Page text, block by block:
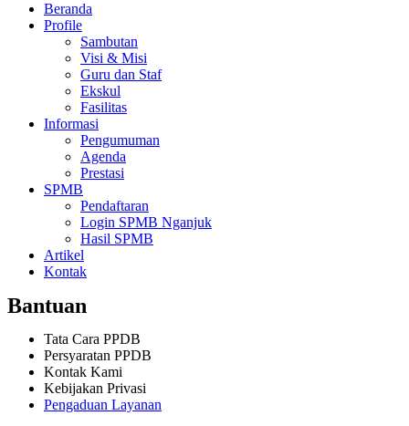
Beranda
Profile
Sambutan
Visi & Misi
Guru dan Staf
Ekskul
Fasilitas
Informasi
Pengumuman
Agenda
Prestasi
SPMB
Pendaftaran
Login SPMB Nganjuk
Hasil SPMB
Artikel
Kontak
Bantuan
Tata Cara PPDB
Persyaratan PPDB
Kontak Kami
Kebijakan Privasi
Pengaduan Layanan